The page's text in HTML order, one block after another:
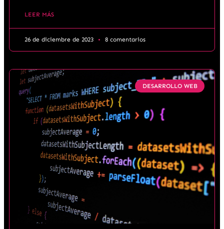
LEER MÁS
26 de diciembre de 2023 8 comentarios
DESARROLLO WEB